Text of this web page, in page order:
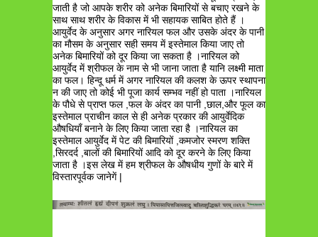
जाती है जो आपके शरीर को अनेक बिमारियों से बचाए रखने के
साथ साथ शरीर के विकास में भी सहायक साबित होते हैं ।
आयुर्वेद के अनुसार अगर नारियल फल और उसके अंदर के पानी
का मौसम के अनुसार सही समय में इस्तेमाल किया जाए तो
अनेक बिमारियों को दूर किया जा सकता है ।नारियल को
आयुर्वेद में श्रीफल के नाम से भी जाना जाता है यानि लक्ष्मी माता
का फल। हिन्दू धर्म में अगर नारियल की कलश के ऊपर स्थापना
न की जाए तो कोई भी पूजा कार्य सम्भव नहीं हो पाता ।नारियल
के पौधे से प्राप्त फल ,फल के अंदर का पानी ,छाल,और फूल का
इस्तेमाल प्राचीन काल से ही अनेक प्रकार की आयुर्वेदिक
औषधियाँ बनाने के लिए किया जाता रहा है ।नारियल का
इस्तेमाल आयुर्वेद में पेट की बिमारियों ,कमजोर स्मरण शक्ति
,सिरदर्द ,बालों की बिमारियों आदि को दूर करने के लिए किया
जाता है ।इस लेख में हम श्रीफल के औषधीय गुणों के बारे में
विस्तारपूर्वक जानेगें |